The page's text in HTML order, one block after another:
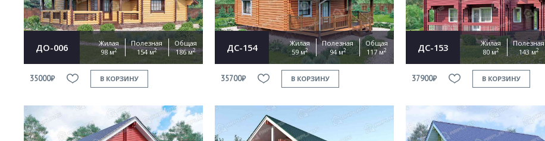
ДО-006
Жилая
98 м2
Полезная
154 м2
Общая
186 м2
35000₽ В КОРЗИНУ
ДС-154
Жилая
59 м2
Полезная
94 м2
Общая
117 м2
35700₽ В КОРЗИНУ
ДС-153
Жилая
80 м2
Полезная
143 м2
37900₽ В КОРЗИНУ